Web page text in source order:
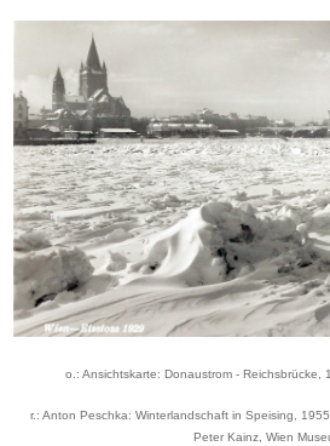
o.: Ansichtskarte: Donaustrom - Reichsbrücke,
r.: Anton Peschka: Winterlandschaft in Speising,
Peter Kainz, Wien